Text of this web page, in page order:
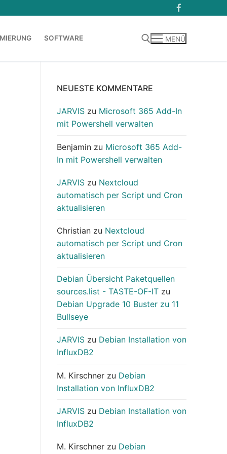
SOFTWARE MENÜ
NEUESTE KOMMENTARE
JARVIS zu Microsoft 365 Add-In
mit Powershell verwalten
Benjamin zu Microsoft 365 Add-
In mit Powershell verwalten
JARVIS zu Nextcloud
automatisch per Script und Cron
aktualisieren
Christian zu Nextcloud
automatisch per Script und Cron
aktualisieren
Debian Übersicht Paketquellen
sources.list - TASTE-OF-IT zu
Debian Upgrade 10 Buster zu 11
Bullseye
JARVIS zu Debian Installation von
InfluxDB2
M. Kirschner zu Debian
Installation von InfluxDB2
JARVIS zu Debian Installation von
InfluxDB2
M. Kirschner zu Debian